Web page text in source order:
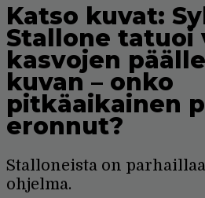
Katso kuvat:
Stallone tatuoi
kasvojen
kuvan – onko
pitkäaikainen
eronnut?
Stalloneista on
ohjelma.